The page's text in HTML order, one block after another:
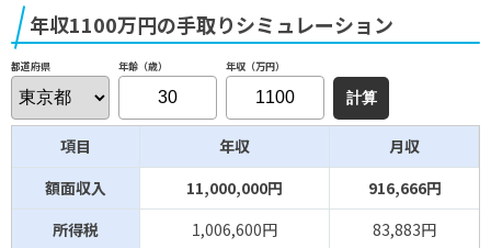
年収1100万円の手取りシミュレーション
都道府県 年齢（歳） 年収（万円）
項目 年収
月収
額面収入
11,000,000円
916,666円
所得税
1,006,600円
83,883円